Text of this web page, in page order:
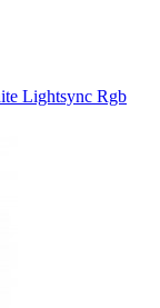
Lightsync Rgb